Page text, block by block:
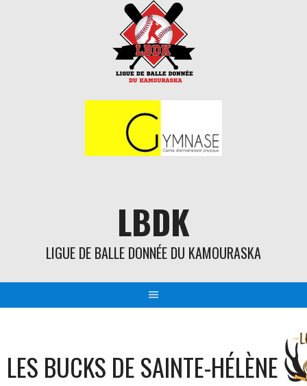
LBDK
LIGUE DE BALLE DONNÉE DU KAMOURASKA
LES BUCKS DE SAINTE-HÉLÈNE